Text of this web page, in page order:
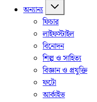
অন্যান্য
ফিচার
লাইফস্টাইল
বিনোদন
শিল্প ও সাহিত্য
বিজ্ঞান ও প্রযুক্তি
ফটো
আর্কাইভ